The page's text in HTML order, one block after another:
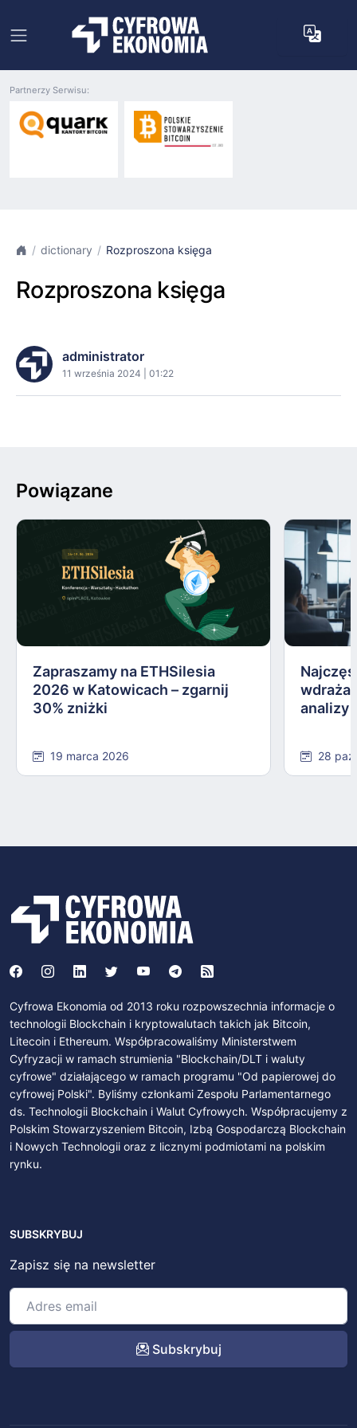
Partnerzy Serwisu:
dictionary Rozproszona księga
Rozproszona księga
administrator
11 września 2024 | 01:22
Powiązane
Zapraszamy na ETHSilesia
2026 w Katowicach – zgarnij
30% zniżki
19 marca 2026
analizy
28
Cyfrowa Ekonomia od 2013 roku rozpowszechnia informacje o
technologii Blockchain i kryptowalutach takich jak Bitcoin,
Litecoin i Ethereum. Współpracowaliśmy Ministerstwem
Cyfryzacji w ramach strumienia "Blockchain/DLT i waluty
cyfrowe" działającego w ramach programu "Od papierowej do
cyfrowej Polski". Byliśmy członkami Zespołu Parlamentarnego
ds. Technologii Blockchain i Walut Cyfrowych. Współpracujemy z
Polskim Stowarzyszeniem Bitcoin, Izbą Gospodarczą Blockchain
i Nowych Technologii oraz z licznymi podmiotami na polskim
rynku.
SUBSKRYBUJ
Zapisz się na newsletter
Subskrybuj